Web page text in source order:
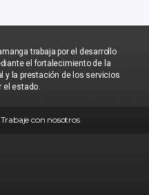
trabaja por el desarrollo
el fortalecimiento de la
y la prestación de los servicios
el estado.
Trabaje con nosotros